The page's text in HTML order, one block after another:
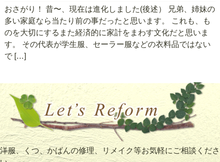
おさがり！ 昔〜、現在は進化しました(後述） 兄弟、姉妹の
多い家庭なら当たり前の事だったと思います。 これも、も
のを大切にするまた経済的に家計をまわす文化だと思いま
す。 その代表が学生服、セーラー服などの衣料品ではない
で […]
洋服、くつ、かばんの修理、リメイク等お気軽にご相談くださ